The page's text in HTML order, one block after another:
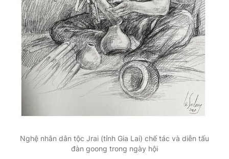
Nghệ nhân dân tộc Jrai (tỉnh Gia Lai) chế tác và diễn tấu
đàn goong trong ngày hội